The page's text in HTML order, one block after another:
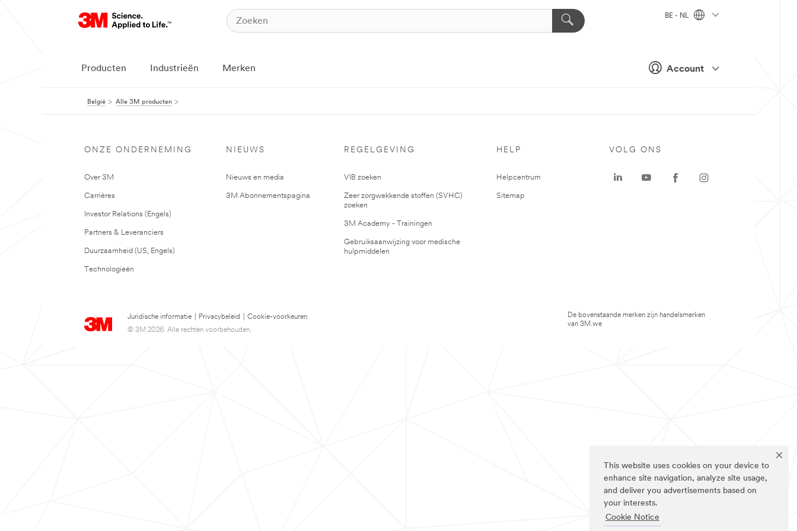
This website uses cookies on your device to
enhance site navigation, analyze site usage,
and deliver you advertisements based on
your interests.
Cookie Notice
Account
BE - NL
Producten Industrieën Merken
België Alle 3M producten
ONZE ONDERNEMING
Over 3M
Carrières
Investor Relations (Engels)
Partners & Leveranciers
Duurzaamheid (US, Engels)
Technologieën
NIEUWS
Nieuws en media
3M Abonnementspagina
REGELGEVING
VIB zoeken
Zeer zorgwekkende stoffen (SVHC)
zoeken
3M Academy - Trainingen
Gebruiksaanwijzing voor medische
hulpmiddelen
HELP
Helpcentrum
Sitemap
Juridische informatie Privacybeleid
Cookie-voorkeuren
© 3M 2026. Alle rechten voorbehouden.
VOLG ONS
De bovenstaande merken zijn handelsmerken
van 3M.we